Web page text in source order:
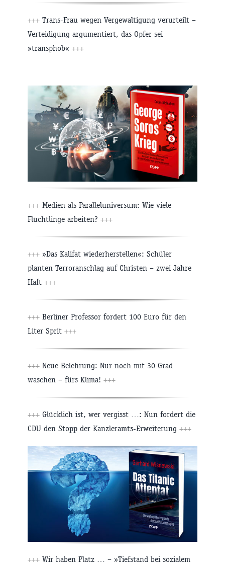
+++ Trans-Frau wegen Vergewaltigung verurteilt –
Verteidigung argumentiert, das Opfer sei
»transphob« +++
+++ Medien als Paralleluniversum: Wie viele
Flüchtlinge arbeiten? +++
+++ »Das Kalifat wiederherstellen«: Schüler
planten Terroranschlag auf Christen – zwei Jahre
Haft +++
+++ Berliner Professor fordert 100 Euro für den
Liter Sprit +++
+++ Neue Belehrung: Nur noch mit 30 Grad
waschen – fürs Klima! +++
+++ Glücklich ist, wer vergisst …: Nun fordert die
CDU den Stopp der Kanzleramts-Erweiterung +++
+++ Wir haben Platz … – »Tiefstand bei sozialem